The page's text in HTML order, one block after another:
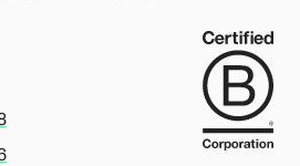
Englisch, bitte anrufen
oder Englisch, bitte anrufen